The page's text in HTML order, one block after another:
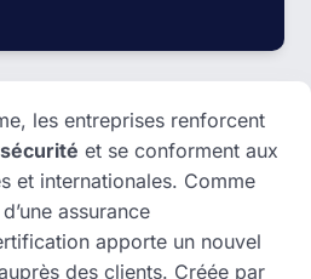
les entreprises renforcent
et se conforment aux
et internationales. Comme
assurance
apporte un nouvel
des clients. Créée par